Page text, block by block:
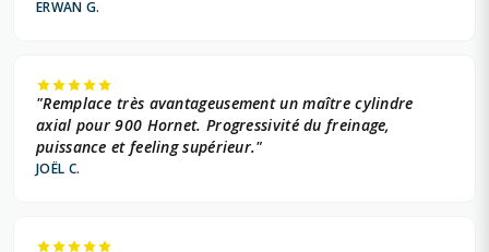
ERWAN G.
"Remplace très avantageusement un maître cylindre
axial pour 900 Hornet. Progressivité du freinage,
puissance et feeling supérieur."
JOËL C.